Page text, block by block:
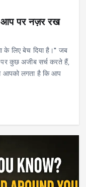
आप पर नज़र रख
के लिए बेच दिया है।" जब
कुछ अजीब सर्च करते हैं,
आपको लगता है कि आप